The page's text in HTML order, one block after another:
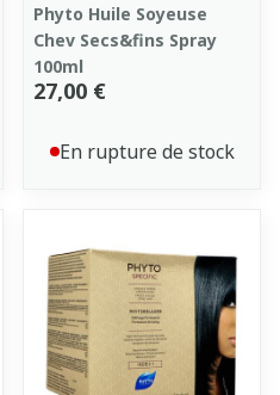
Phyto Huile Soyeuse
Chev Secs&fins Spray
100ml
27,00 €
En rupture de stock